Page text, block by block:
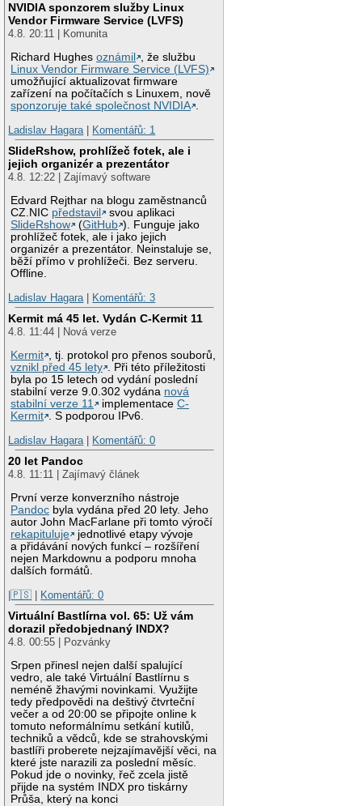
NVIDIA sponzorem služby Linux
Vendor Firmware Service (LVFS)
4.8. 20:11 | Komunita
Richard Hughesoznámil
, že službu
Linux Vendor Firmware Service (LVFS)
umožňující aktualizovat firmware
zařízení na počítačích s Linuxem, nově
sponzoruje také společnost NVIDIA .
Ladislav Hagara | Komentářů: 1
SlideRshow, prohlížeč fotek, ale i
jejich organizér a prezentátor
4.8. 12:22 | Zajímavý software
Edvard Rejthar na blogu zaměstnanců
CZ.NIC představil
svou aplikaci
SlideRshow
(GitHub ). Funguje jako
prohlížeč fotek, ale i jako jejich
organizér a prezentátor. Neinstaluje se,
běží přímo v prohlížeči. Bez serveru.
Offline.
Ladislav Hagara | Komentářů: 3
Kermit má 45 let. Vydán C-Kermit 11
4.8. 11:44 | Nová verze
Kermit , tj. protokol pro přenos souborů,
vznikl před 45 lety . Při této příležitosti
byla po 15 letech od vydání poslední
stabilní verze 9.0.302 vydána nová
stabilní verze 11
implementaceC-
Kermit . S podporou IPv6.
Ladislav Hagara | Komentářů: 0
20 let Pandoc
4.8. 11:11 | Zajímavý článek
První verze konverzního nástroje
Pandoc byla vydána před 20 lety. Jeho
autor John MacFarlane při tomto výročí
rekapituluje
jednotlivé etapy vývoje
a přidávání nových funkcí – rozšíření
nejen Markdownu a podporu mnoha
dalších formátů.
|🇵🇸 | Komentářů: 0
Virtuální Bastlírna vol. 65: Už vám
dorazil předobjednaný INDX?
4.8. 00:55 | Pozvánky
Srpen přinesl nejen další spalující
vedro, ale také Virtuální Bastlírnu s
neméně žhavými novinkami. Využijte
tedy předpovědi na deštivý čtvrteční
večer a od 20:00 se připojte online k
tomuto neformálnímu setkání kutilů,
techniků a vědců, kde se strahovskými
bastlíři proberete nejzajímavější věci, na
které jste narazili za poslední měsíc.
Pokud jde o novinky, řeč zcela jistě
přijde na systém INDX pro tiskárny
Průša, který na konci